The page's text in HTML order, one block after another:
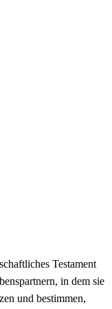
Testament
in dem sie
und bestimmen,